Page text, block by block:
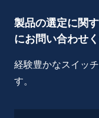
製品の選定に関
にお問い合わせく
経験豊かなスイッ
す。